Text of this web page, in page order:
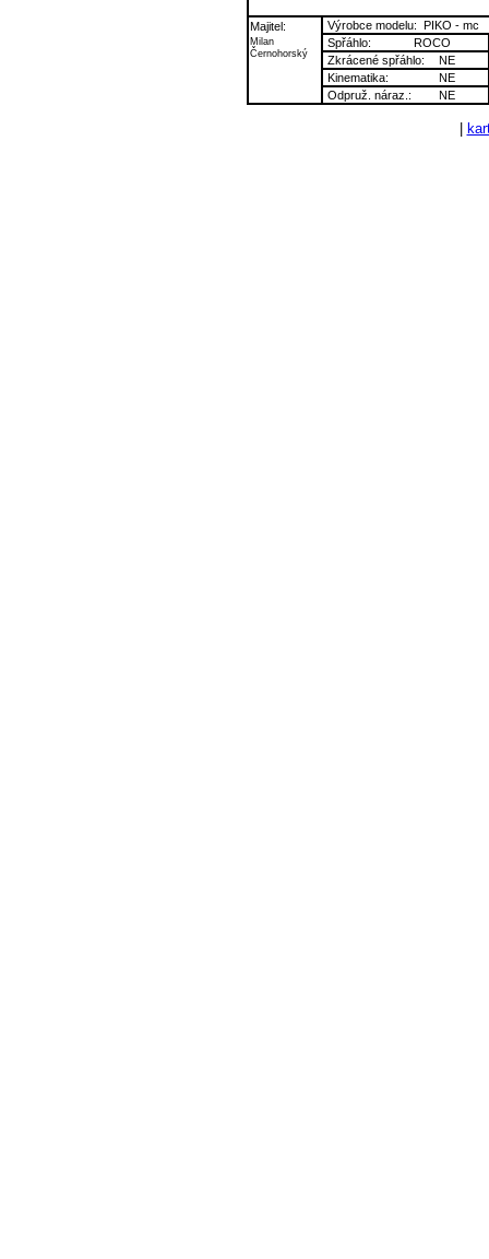
Majitel:
Milan
Černohorský
Výrobce modelu: PIKO - mc
Spřáhlo:
ROCO
Zkrácené spřáhlo:
NE
Kinematika:
NE
Odpruž. náraz.:
NE